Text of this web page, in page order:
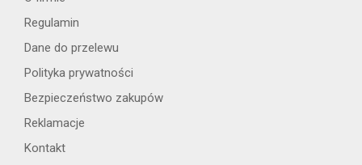
Regulamin
Dane do przelewu
Polityka prywatności
Bezpieczeństwo zakupów
Reklamacje
Kontakt